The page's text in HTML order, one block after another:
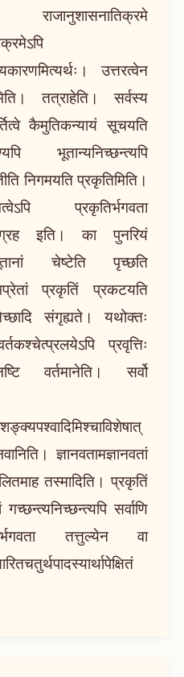
उत्तरत्वेन
तत्राहेति। सर्वस्य
कैमुतिकन्यायं सूचयति
भूतान्यनिच्छन्त्यपि
निगमयति प्रकृतिमिति।
प्रकृतिर्भगवता
इति। का पुनरियं
चेष्टेति पृच्छति
प्रकृतिं प्रकटयति
संगृह्यते। यथोक्तः
प्रवृत्तिः
वर्तमानेति। सर्वो
ज्ञानवतामज्ञानवतां
तस्मादिति। प्रकृतिं
सर्वाणि
तत्तुल्येन वा